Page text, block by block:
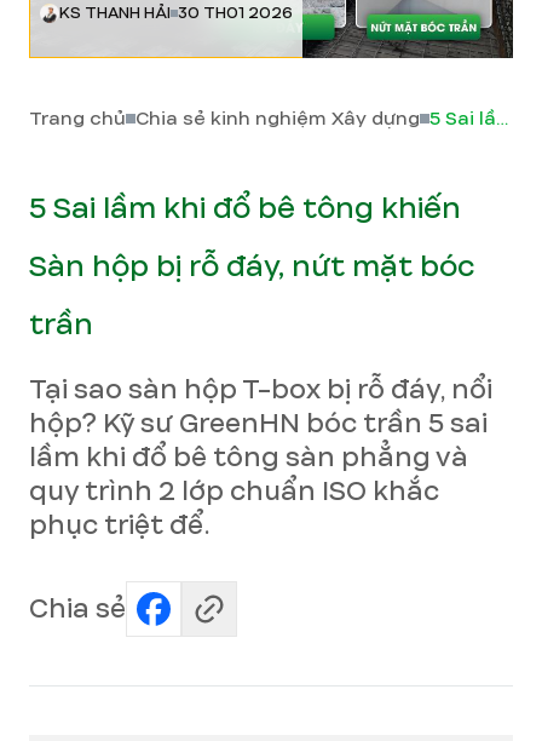
KS THANH HẢI 30 TH01 2026
Trang chủ Chia sẻ kinh nghiệm Xây dựng 5 Sai lầm khi đổ bê tông khiến Sàn hộp bị rỗ đáy, nứt mặt bóc trần
5 Sai lầm khi đổ bê tông khiến
Sàn hộp bị rỗ đáy, nứt mặt bóc
trần
Tại sao sàn hộp T-box bị rỗ đáy, nổi
hộp? Kỹ sư GreenHN bóc trần 5 sai
lầm khi đổ bê tông sàn phẳng và
quy trình 2 lớp chuẩn ISO khắc
phục triệt để.
Chia sẻ